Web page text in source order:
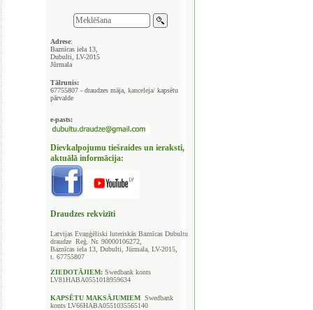
Adrese:
Baznīcas iela 13,
Dubulti, LV-2015
Jūrmala
Tālrunis:
67755807 - draudzes māja, kanceleja/ kapsētu
pārvalde
e-pasts:
Dievkalpojumu tiešraides un ieraksti,
aktuālā informācija:
Draudzes rekvizīti
Latvijas Evaņģēliski luteriskās Baznīcas Dubultu
draudze Reģ. Nr. 90000106272,
Baznīcas iela 13, Dubulti, Jūrmala, LV-2015,
t. 67755807
ZIEDOTĀJIEM: Swedbank konts
LV81HABA0551018959634
KAPSĒTU MAKSĀJUMIEM Swedbank
konts LV66HABA0551035565140